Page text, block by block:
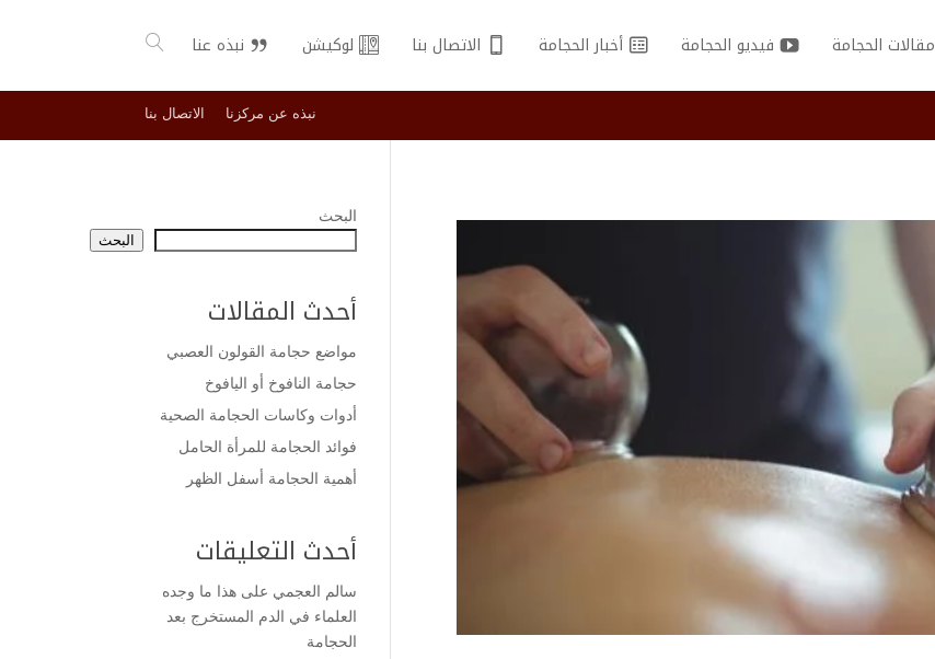
مقالات الحجامة فيديو الحجامة أخبار الحجامة الاتصال بنا لوكيشن نبذه عنا
نبذه عن مركزنا الاتصال بنا
البحث
البحث
أحدث المقالات
مواضع حجامة القولون العصبي
حجامة النافوخ أو اليافوخ
أدوات وكاسات الحجامة الصحية
فوائد الحجامة للمرأة الحامل
أهمية الحجامة أسفل الظهر
أحدث التعليقات
سالم العجمي على هذا ما وجده
العلماء في الدم المستخرج بعد
الحجامة